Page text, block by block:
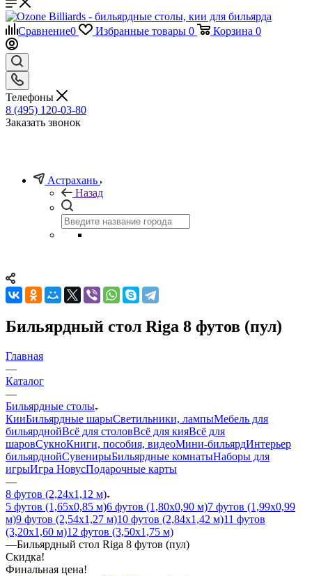
Сравнение0 Избранные товары 0 Корзина 0
Телефоны
8 (495) 120-03-80
Заказать звонок
Астрахань
Назад
Бильярдный стол Riga 8 футов (пул)
Главная
—
Каталог
—
Бильярдные столы
КииБильярдные шарыСветильники, лампыМебель для
бильярднойВсё для столовВсё для кияВсё для
шаровСукноКниги, пособия, видеоМини-бильярдИнтерьер
бильярднойСувенирыБильярдные комнатыНаборы для
игрыИгра НовусПодарочные карты
—
8 футов (2,24х1,12 м)
5 футов (1,65х0,85 м)6 футов (1,80х0,90 м)7 футов (1,99х0,99
м)9 футов (2,54х1,27 м)10 футов (2,84х1,42 м)11 футов
(3,20х1,60 м)12 футов (3,50х1,75 м)
—Бильярдный стол Riga 8 футов (пул)
Скидка!
Финальная цена!